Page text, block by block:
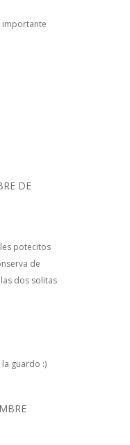
importante
DE
potecitos
de
dos solitas
guardo :)